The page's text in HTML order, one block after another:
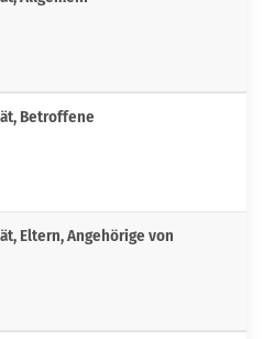
Betroffene
Eltern, Angehörige von